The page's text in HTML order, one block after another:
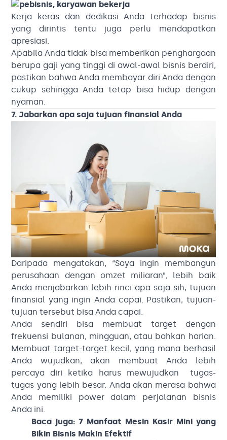
Kerja keras dan dedikasi Anda terhadap bisnis
yang dirintis tentu juga perlu mendapatkan
apresiasi.
Apabila Anda tidak bisa memberikan penghargaan
berupa gaji yang tinggi di awal-awal bisnis berdiri,
pastikan bahwa Anda membayar diri Anda dengan
cukup sehingga Anda tetap bisa hidup dengan
nyaman.
7. Jabarkan apa saja tujuan finansial Anda
Daripada mengatakan, “Saya ingin membangun
perusahaan dengan omzet miliaran”, lebih baik
Anda menjabarkan lebih rinci apa saja sih, tujuan
finansial yang ingin Anda capai. Pastikan, tujuan-
tujuan tersebut bisa Anda capai.
Anda sendiri bisa membuat target dengan
frekuensi bulanan, mingguan, atau bahkan harian.
Membuat target-target kecil, yang mana berhasil
Anda wujudkan, akan membuat Anda lebih
percaya diri ketika harus mewujudkan tugas-
tugas yang lebih besar. Anda akan merasa bahwa
Anda memiliki power dalam perjalanan bisnis
Anda ini.
Baca juga:7 Manfaat Mesin Kasir Mini yang
Bikin Bisnis Makin Efektif